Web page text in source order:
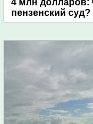
4 млн долларов:
пензенский суд?